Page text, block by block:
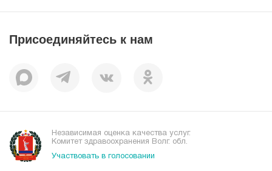
Пациентам
Присоединяйтесь к нам
Независимая оценка качества услуг.
Комитет здравоохранения Волг. обл.
Участвовать в голосовании